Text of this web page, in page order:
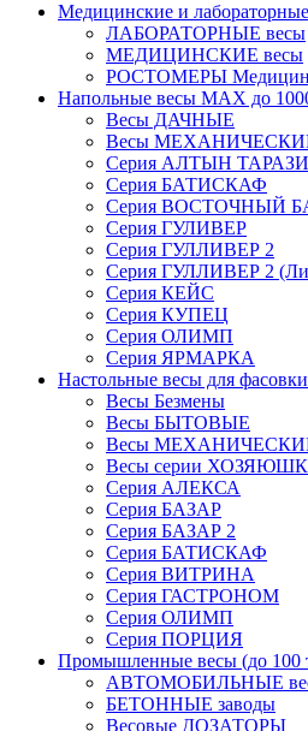
Медицинские и
ЛАБОРАТОРНЫЕ весы
МЕДИЦИНСКИЕ весы
РОСТОМЕРЫ
Напольные весы MAX до
Весы ДАЧНЫЕ
Весы
Серия АЛТЫН ТАРАЗИ
Серия БАТИСКАФ
Серия ВОСТОЧНЫЙ
Серия ГУЛИВЕР
Серия ГУЛЛИВЕР 2
Серия ГУЛЛИВЕР 2
Серия КЕЙС
Серия КУПЕЦ
Серия ОЛИМП
Серия ЯРМАРКА
Настольные весы для
Весы Безмены
Весы БЫТОВЫЕ
Весы
Весы серии
Серия АЛЕКСА
Серия БАЗАР
Серия БАЗАР 2
Серия БАТИСКАФ
Серия ВИТРИНА
Серия ГАСТРОНОМ
Серия ОЛИМП
Серия ПОРЦИЯ
Промышленные весы (до 100
АВТОМОБИЛЬНЫЕ
БЕТОННЫЕ заводы
Весовые ДОЗАТОРЫ